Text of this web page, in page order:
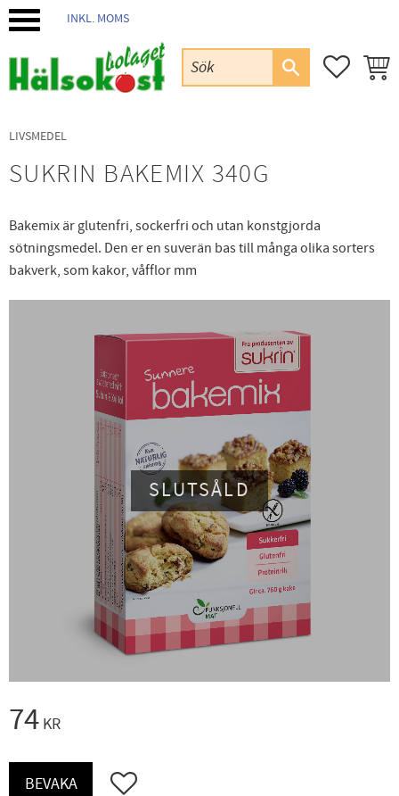
INKL. MOMS
LIVSMEDEL
SUKRIN BAKEMIX 340G
Bakemix är glutenfri, sockerfri och utan konstgjorda
sötningsmedel. Den er en suverän bas till många olika sorters
bakverk, som kakor, våfflor mm
SLUTSÅLD
74 KR
Lägg till i favoriter
BEVAKA